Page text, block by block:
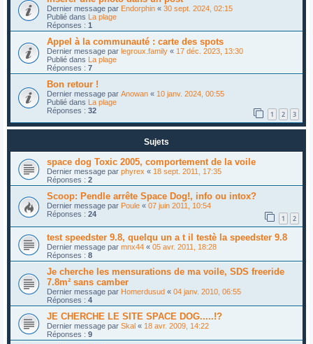
Dernier message par Endorphin « 30 sept. 2024, 02:15
Publié dans La plage
Réponses : 1
Appel à la communauté : carte des spots
Dernier message par legroux.family « 17 déc. 2023, 13:30
Publié dans La plage
Réponses : 7
Bon retour !
Dernier message par Anowan « 10 janv. 2024, 00:55
Publié dans La plage
Réponses : 32 1 2 3
Sujets
space dog Toxic 2005, comportement de la voile
Dernier message par phyrex « 18 sept. 2011, 17:35
Réponses : 2
Scoop: Pendle arrête Space Dog!, info ou intox?
Dernier message par Poule « 07 juin 2011, 10:54
Réponses : 24 1 2
test speedster 9.8, quelqu un a t il testè la speedster 9.8
Dernier message par mnx44 « 05 avr. 2011, 18:28
Réponses : 8
Je cherche les mensurations de ma voile, SDS freeride
7.8m² sans camber
Dernier message par Homerdusud « 04 janv. 2010, 06:55
Réponses : 4
JE CHERCHE LE SITE SPACE DOG.....!?
Dernier message par Skal « 18 avr. 2009, 14:22
Réponses : 9